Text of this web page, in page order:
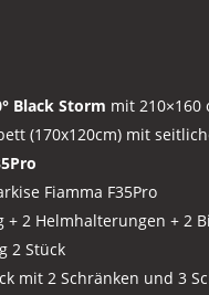
Black Storm mit 210×160
(170x120cm) mit
Fiamma F35Pro
+ 2 Helmhalterungen + 2
2 Stück
mit 2 Schränken und 3